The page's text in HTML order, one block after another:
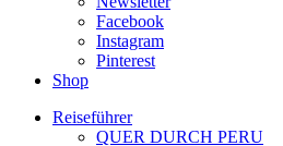
Facebook
Instagram
Pinterest
Shop
Reiseführer
QUER DURCH PERU